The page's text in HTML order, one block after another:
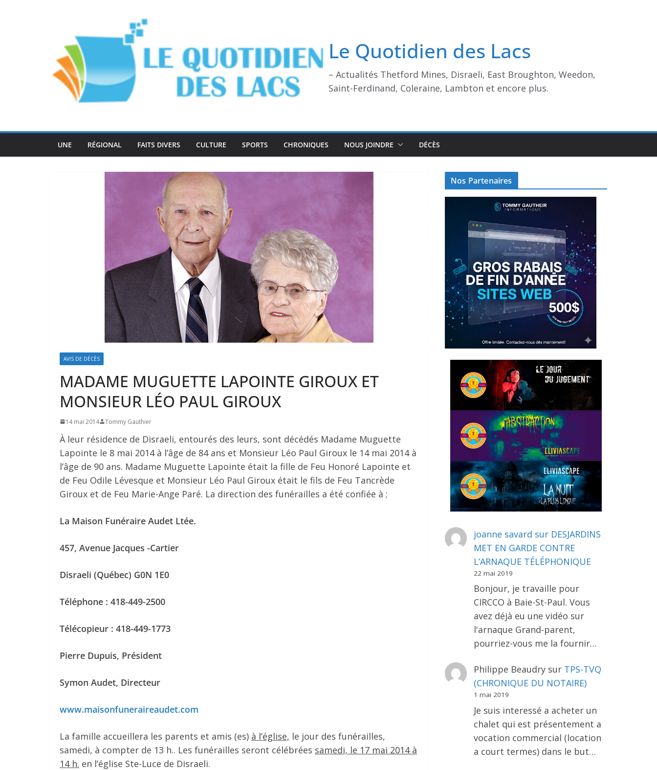
Le Quotidien des Lacs
– Actualités Thetford Mines, Disraeli, East Broughton, Weedon,
Saint-Ferdinand, Coleraine, Lambton et encore plus.
UNE RÉGIONAL FAITS DIVERS CULTURE SPORTS CHRONIQUES NOUS JOINDRE DÉCÈS
AVIS DE DÉCÈS
MADAME MUGUETTE LAPOINTE GIROUX ET
MONSIEUR LÉO PAUL GIROUX
14 mai 2014 Tommy Gauthier
À leur résidence de Disraeli, entourés des leurs, sont décédés Madame Muguette
Lapointe le 8 mai 2014 à l’âge de 84 ans et Monsieur Léo Paul Giroux le 14 mai 2014 à
l’âge de 90 ans. Madame Muguette Lapointe était la fille de Feu Honoré Lapointe et
de Feu Odile Lévesque et Monsieur Léo Paul Giroux était le fils de Feu Tancrède
Giroux et de Feu Marie-Ange Paré. La direction des funérailles a été confiée à ;
La Maison Funéraire Audet Ltée.
457, Avenue Jacques -Cartier
Disraeli (Québec) G0N 1E0
Téléphone : 418-449-2500
Télécopieur : 418-449-1773
Pierre Dupuis, Président
Symon Audet, Directeur
www.maisonfuneraireaudet.com
La famille accueillera les parents et amis (es) à l’église, le jour des funérailles,
samedi, à compter de 13 h.. Les funérailles seront célébrées samedi, le 17 mai 2014 à
14 h. en l’église Ste-Luce de Disraeli.
Nos Partenaires
joanne savard sur DESJARDINS
MET EN GARDE CONTRE
L’ARNAQUE TÉLÉPHONIQUE
22 mai 2019
Bonjour, je travaille pour
CIRCCO à Baie-St-Paul. Vous
avez déjà eu une vidéo sur
l'arnaque Grand-parent,
pourriez-vous me la fournir…
Philippe Beaudrysur TPS-TVQ
(CHRONIQUE DU NOTAIRE)
1 mai 2019
Je suis interessé a acheter un
chalet qui est présentement a
vocation commercial (location
a court termes) dans le but…